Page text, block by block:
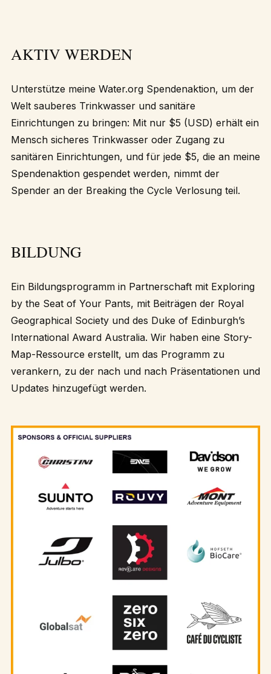
AKTIV WERDEN
Unterstütze meine Water.org Spendenaktion, um der
Welt sauberes Trinkwasser und sanitäre
Einrichtungen zu bringen: Mit nur $5 (USD) erhält ein
Mensch sicheres Trinkwasser oder Zugang zu
sanitären Einrichtungen, und für jede $5, die an meine
Spendenaktion gespendet werden, nimmt der
Spender an der Breaking the Cycle Verlosung teil.
BILDUNG
Ein Bildungsprogramm in Partnerschaft mit Exploring
by the Seat of Your Pants, mit Beiträgen der Royal
Geographical Society und des Duke of Edinburgh’s
International Award Australia. Wir haben eine Story-
Map-Ressource erstellt, um das Programm zu
verankern, zu der nach und nach Präsentationen und
Updates hinzugefügt werden.